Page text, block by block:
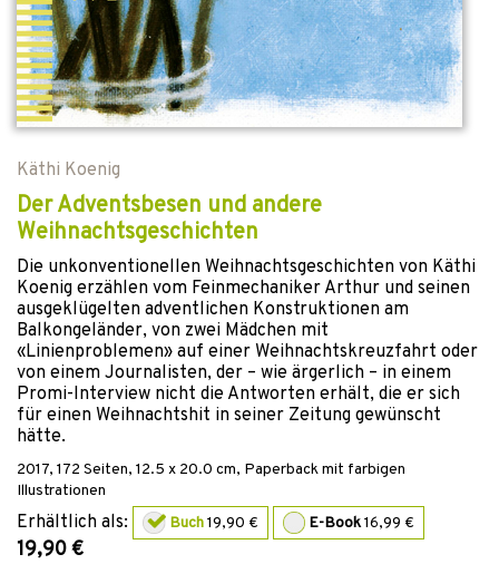
Käthi Koenig
Der Adventsbesen und andere
Weihnachtsgeschichten
Die unkonventionellen Weihnachtsgeschichten von Käthi
Koenig erzählen vom Feinmechaniker Arthur und seinen
ausgeklügelten adventlichen Konstruktionen am
Balkongeländer, von zwei Mädchen mit
«Linienproblemen» auf einer Weihnachtskreuzfahrt oder
von einem Journalisten, der – wie ärgerlich – in einem
Promi-Interview nicht die Antworten erhält, die er sich
für einen Weihnachtshit in seiner Zeitung gewünscht
hätte.
2017, 172 Seiten, 12.5 x 20.0 cm, Paperback mit farbigen
Illustrationen
Erhältlich als: Buch19,90 € E-Book16,99 €
19,90 €